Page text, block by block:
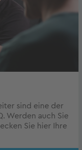
sind eine der
Werden auch Sie
Sie hier Ihre